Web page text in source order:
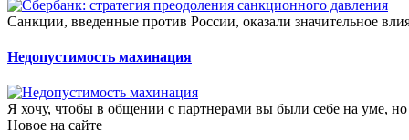
Санкции, введенные против России, оказали значительное
Недопустимость махинация
Я хочу, чтобы в общении с партнерами вы были себе на уме,
Новое на сайте